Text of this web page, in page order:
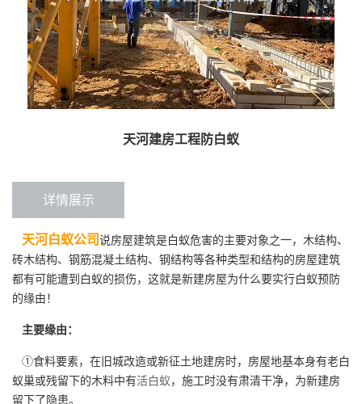
天河建房工程防白蚁
详情展示
天河白蚁公司说房屋建筑是白蚁危害的主要对象之一，木结构、
砖木结构、钢筋混凝土结构、钢结构等各种类型和结构的房屋建筑
都有可能遭到白蚁的损伤，这就是新建房屋为什么要实行白蚁预防
的缘由！
主要缘由：
①食料要素，在旧城改造或新征土地建房时，房屋地基本身有老白
蚁巢或残留下的木料中有活白蚁，施工时没有肃清干净，为新建房
留下了隐患。